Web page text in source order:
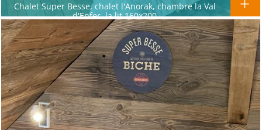
Chalet Super Besse, chalet l'Anorak, chambre la Val
d'Enfer, la lit 160x200